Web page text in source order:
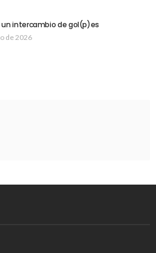
intercambio de gol(p)es
de 2026